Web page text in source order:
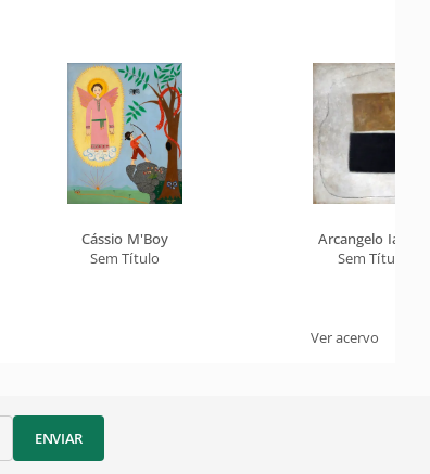
Cássio M'Boy
Sem Título
Arcangelo Ianelli
Sem Título
Ver acervo
ENVIAR